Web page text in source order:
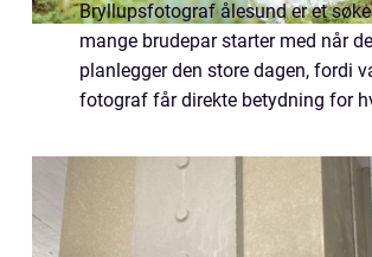
Bryllupsfotograf ålesund er et
mange brudepar starter med når de
planlegger den store dagen, fordi
fotograf får direkte betydning for
kommer. Profesjonell bryllupsfoto